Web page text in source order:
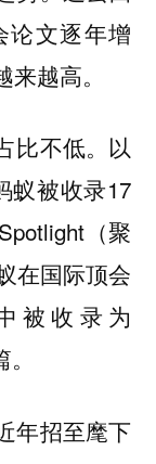
论文逐年增
越高。
比不低。以
蚁被收录17
（聚
在国际顶会
被收录为
年招至麾下